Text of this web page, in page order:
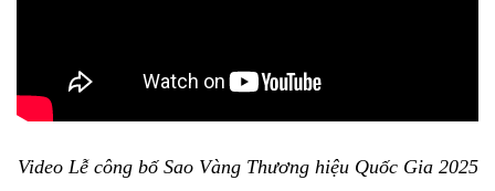
Video Lễ công bố Sao Vàng Thương hiệu Quốc Gia 2025